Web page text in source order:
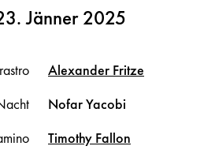
Jänner 2025
Alexander Fritze
NofarYacobi
Timothy Fallon